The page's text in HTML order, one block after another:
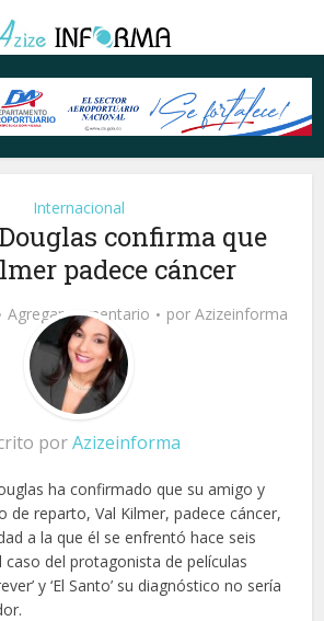
Internacional
confirma que
padece cáncer
Agregar comentario por Azizeinforma
porAzizeinforma
ha confirmado que su amigo y
de reparto, Val Kilmer, padece cáncer,
a la que él se enfrentó hace seis
caso del protagonista de películas
y ‘El Santo’ su diagnóstico no sería